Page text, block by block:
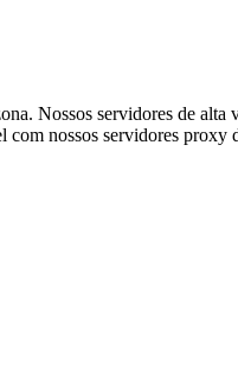
Nossos servidores de alta
nossos servidores proxy